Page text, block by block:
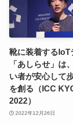
靴に装着するIoT
「あしらせ」は
い者が安心して
を創る（ICC
2022）
2022年12月26日